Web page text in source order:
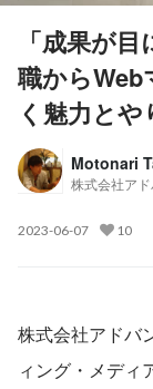
「成果が
職から
く魅力と
Motonari
株式会社ア
2023-06-07 10
株式会社アドバ
ィング・メディ